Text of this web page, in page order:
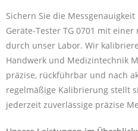
Sichern Sie die
Geräte-Tester TG 0701 mit
durch unser Labor. Wir
Handwerk und Medizintechnik
präzise, rückführbar und nach
regelmäßige Kalibrierung stellt
jederzeit zuverlässige präzise